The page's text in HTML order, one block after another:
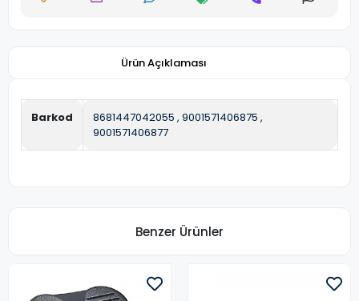
Ürün Açıklaması
Barkod 8681447042055 , 9001571406875 ,
9001571406877
Benzer Ürünler